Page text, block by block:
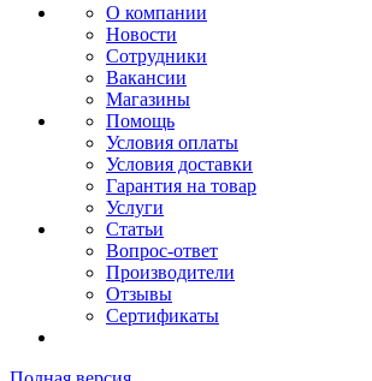
О компании
Новости
Сотрудники
Вакансии
Магазины
Помощь
Условия оплаты
Условия доставки
Гарантия на товар
Услуги
Статьи
Вопрос-ответ
Производители
Отзывы
Сертификаты